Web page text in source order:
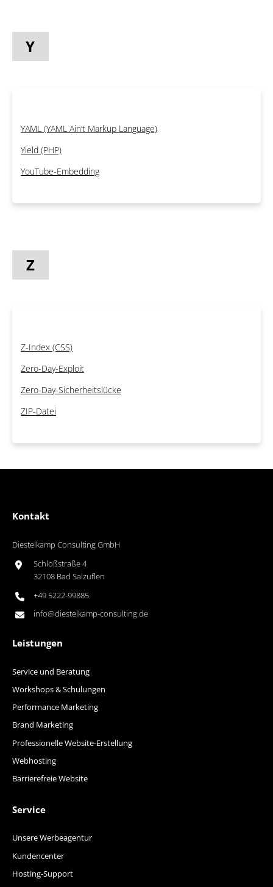
Y
YAML (YAML Ain’t Markup Language)
Yield (PHP)
YouTube-Embedding
Z
Z-Index (CSS)
Zero-Day-Exploit
Zero-Day-Sicherheitslücke
ZIP-Datei
Kontakt
Diestelkamp Consulting GmbH
Schloßstraße 4
32108 Bad Salzuflen
+49 5222-99885
info@diestelkamp-consulting.de
Leistungen
Service und Beratung
Workshops & Schulungen
Performance Marketing
Brand Marketing
Professionelle Website-Erstellung
Webhosting
Barrierefreie Website
Service
Unsere Werbeagentur
Kundencenter
Hosting-Support